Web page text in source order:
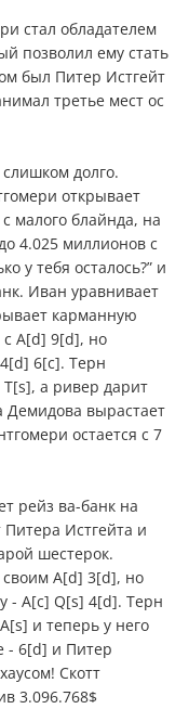
стал обладателем
позволил ему стать
был Питер Истгейт
третье мест ос
долго.
открывает
малого блайнда, на
4.025 миллионов с
у тебя осталось?” и
Иван уравнивает
карманную
с A[d] 9[d], но
6[c]. Терн
Т[s], а ривер дарит
Демидова вырастает
остается с 7
рейз ва-банк на
Истгейта и
шестерок.
своим А[d] 3[d], но
- А[c] Q[s] 4[d]. Терн
и теперь у него
- 6[d] и Питер
Скотт
3.096.768$